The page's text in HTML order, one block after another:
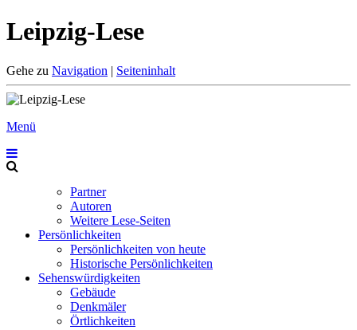
Leipzig-Lese
Gehe zu Navigation | Seiteninhalt
Menü
Partner
Autoren
Weitere Lese-Seiten
Persönlichkeiten
Persönlichkeiten von heute
Historische Persönlichkeiten
Sehenswürdigkeiten
Gebäude
Denkmäler
Örtlichkeiten